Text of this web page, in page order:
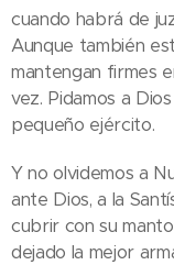
cuando habrá de
Aunque también
mantengan firmes
vez. Pidamos a
pequeño ejército.
Y no olvidemos a
ante Dios, a la
cubrir con su
dejado la mejor